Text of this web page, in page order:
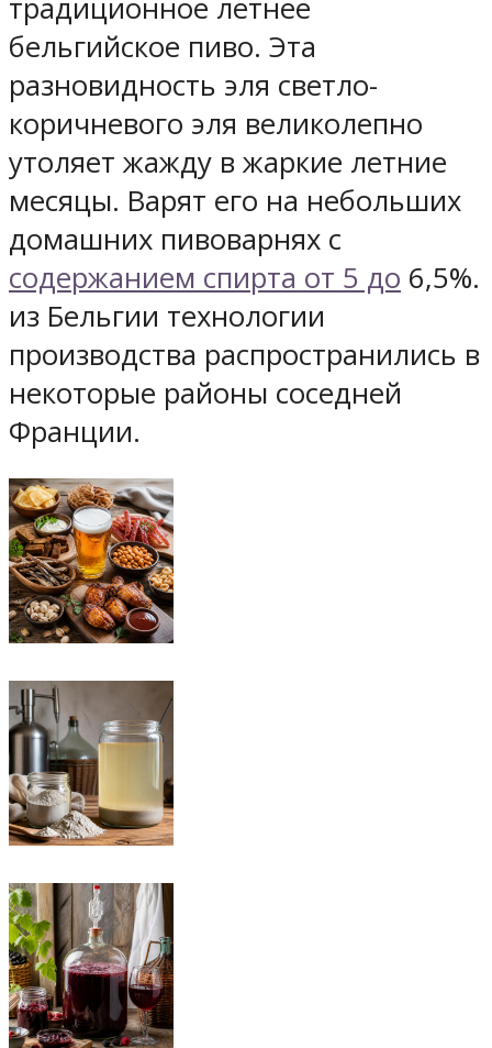
традиционное летнее
бельгийское пиво. Эта
разновидность эля светло-
коричневого эля великолепно
утоляет жажду в жаркие летние
месяцы. Варят его на небольших
домашних пивоварнях с
содержанием спирта от 5 до 6,5%.
из Бельгии технологии
производства распространились в
некоторые районы соседней
Франции.